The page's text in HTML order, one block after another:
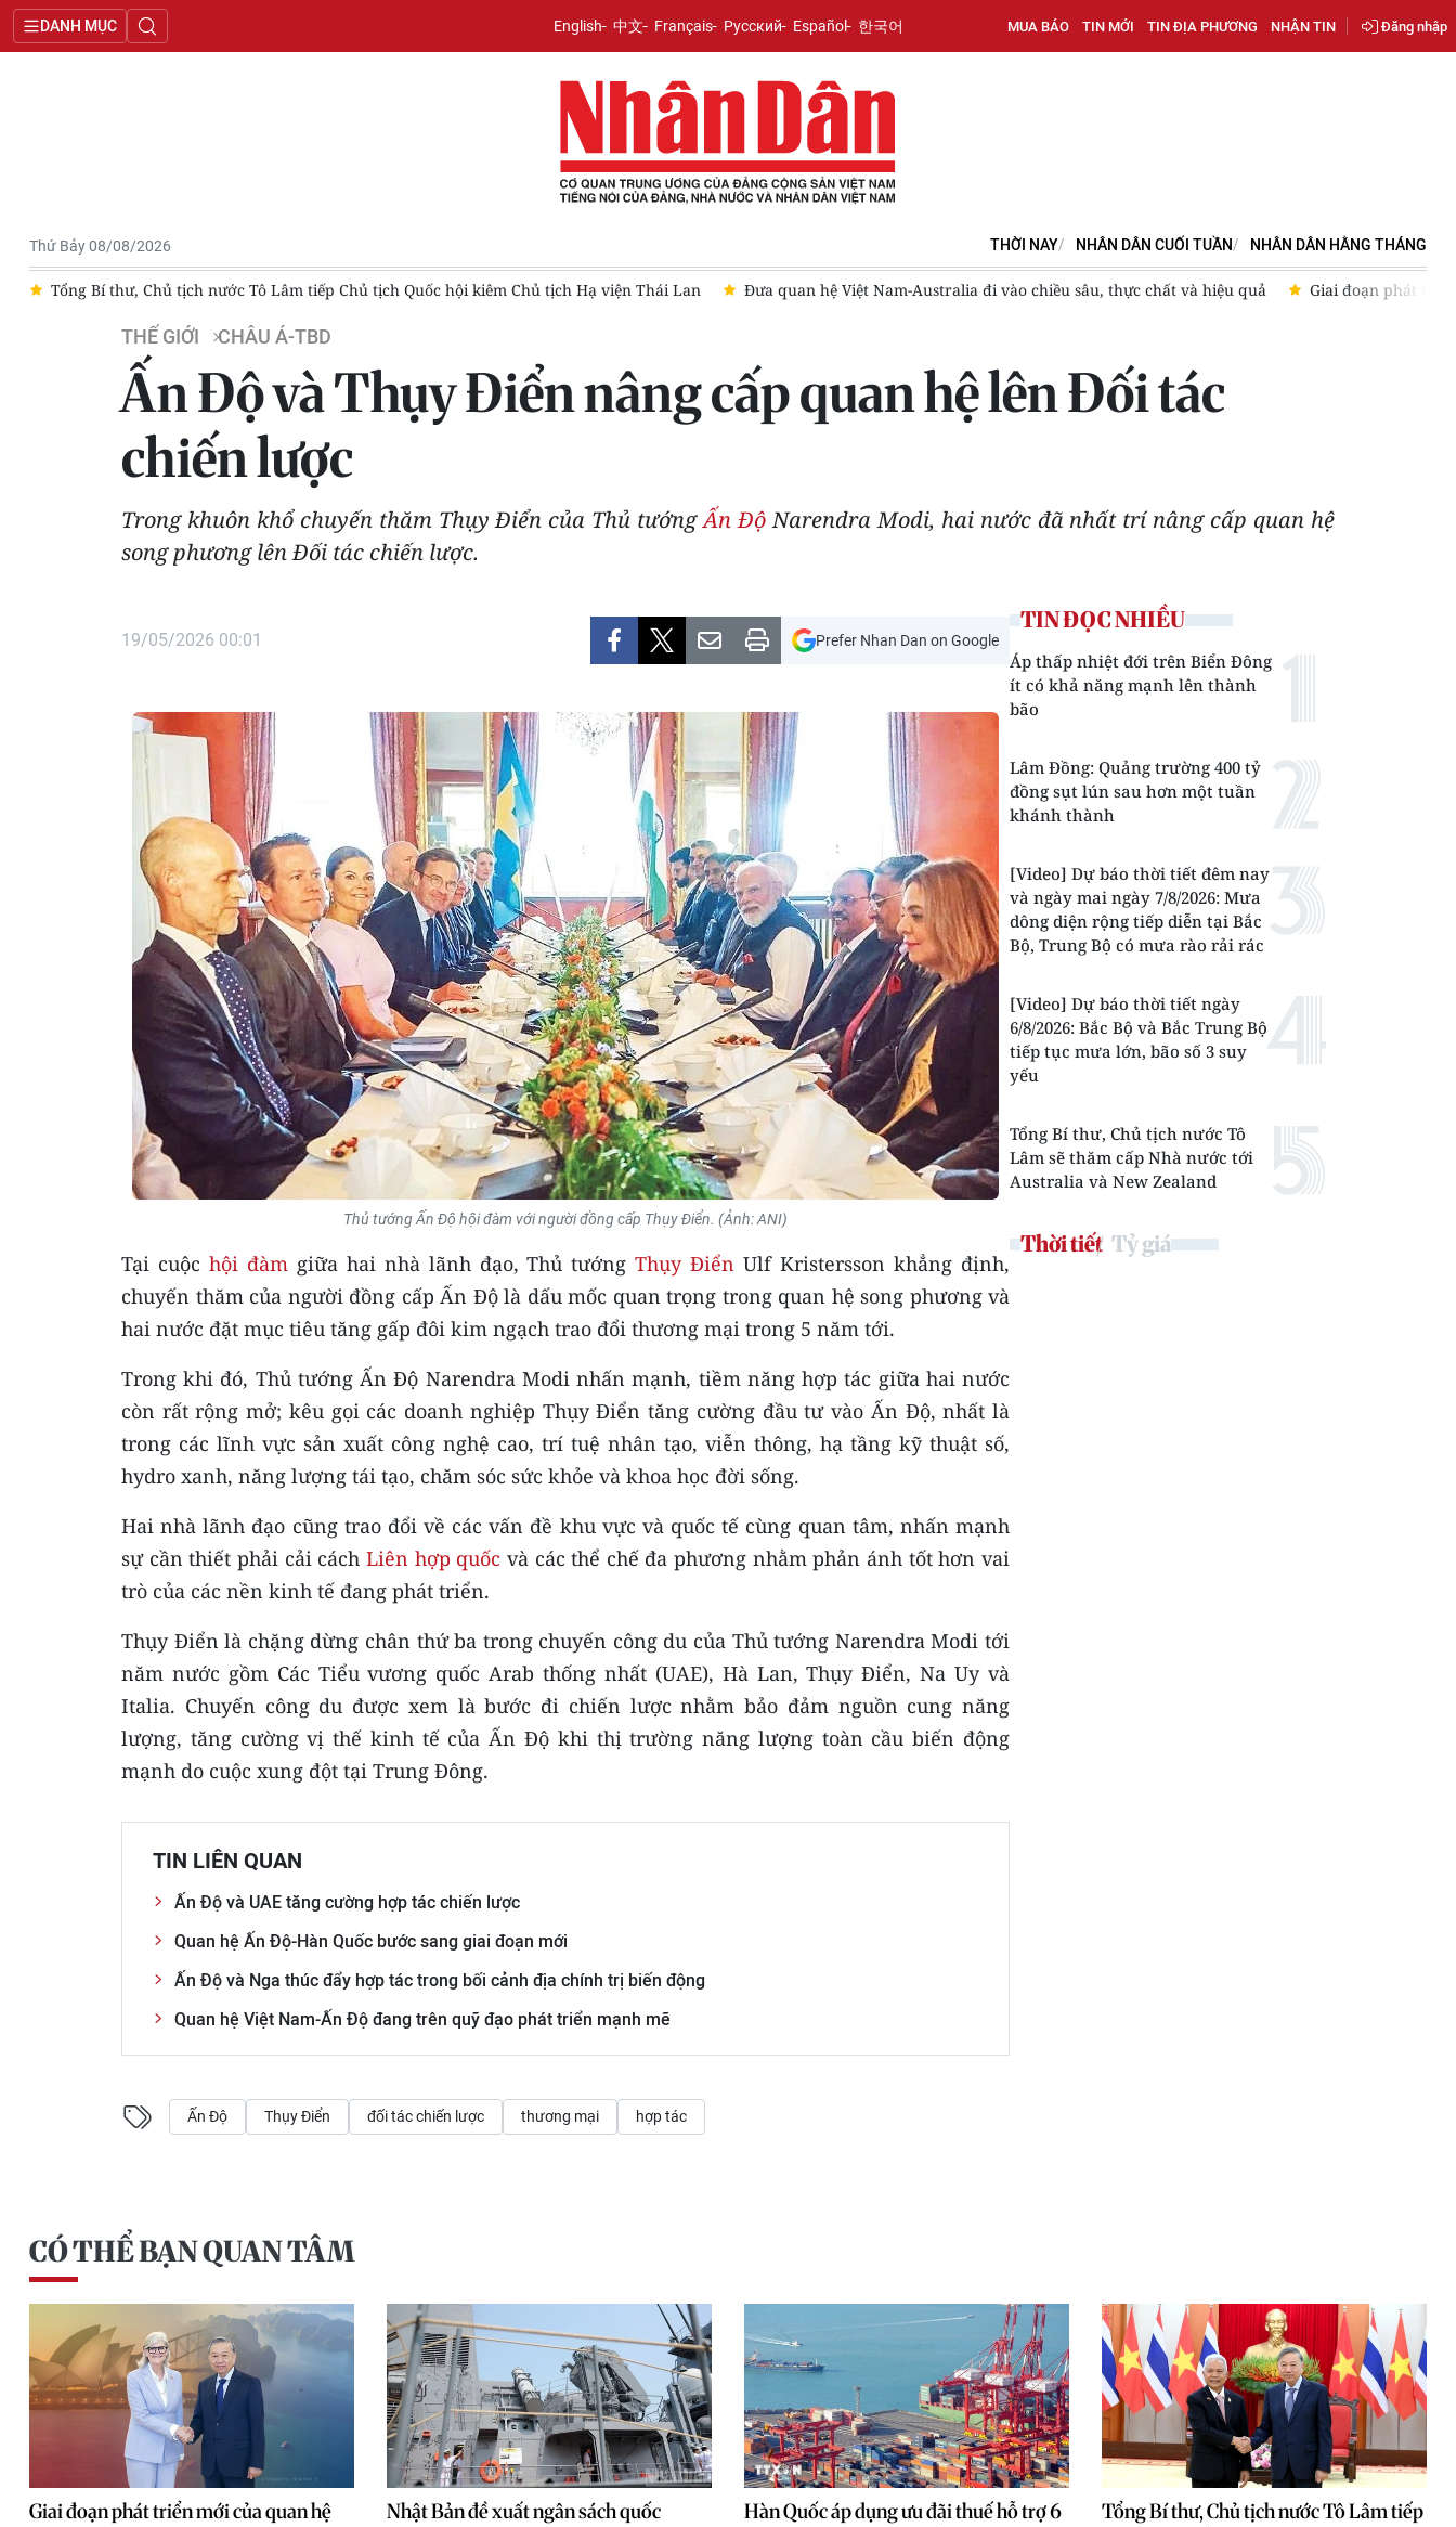
DANH MỤC English 中文 Français Русский Español 한국어 MUA BÁO TIN MỚI TIN ĐỊA PHƯƠNG NHẬN TIN Đăng nhập
Thứ Bảy 08/08/2026 THỜI NAY NHÂN DÂN CUỐI TUẦN NHÂN DÂN HẰNG THÁNG
Tổng Bí thư, Chủ tịch nước Tô Lâm tiếp Chủ tịch Quốc hội kiêm Chủ tịch Hạ viện Thái Lan Đưa quan hệ Việt Nam-Australia đi vào chiều sâu, thực chất và hiệu quả Giai đoạn phát
THẾ GIỚI CHÂU Á-TBD
Ấn Độ và Thụy Điển nâng cấp quan hệ lên Đối tác
chiến lược
Trong khuôn khổ chuyến thăm Thụy Điển của Thủ tướngẤn ĐộNarendra Modi, hai nước đã nhất trí nâng cấp quan hệ
song phương lên Đối tác chiến lược.
19/05/2026 00:01 Prefer Nhan Dan on Google
Thủ tướng Ấn Độ hội đàm với người đồng cấp Thụy Điển. (Ảnh: ANI)
Tại cuộc hội đàmgiữa hai nhà lãnh đạo, Thủ tướngThụy Điển Ulf Kristersson khẳng định,
chuyến thăm của người đồng cấp Ấn Độ là dấu mốc quan trọng trong quan hệ song phương và
hai nước đặt mục tiêu tăng gấp đôi kim ngạch trao đổi thương mại trong 5 năm tới.
Trong khi đó, Thủ tướng Ấn Độ Narendra Modi nhấn mạnh, tiềm năng hợp tác giữa hai nước
còn rất rộng mở; kêu gọi các doanh nghiệp Thụy Điển tăng cường đầu tư vào Ấn Độ, nhất là
trong các lĩnh vực sản xuất công nghệ cao, trí tuệ nhân tạo, viễn thông, hạ tầng kỹ thuật số,
hydro xanh, năng lượng tái tạo, chăm sóc sức khỏe và khoa học đời sống.
Hai nhà lãnh đạo cũng trao đổi về các vấn đề khu vực và quốc tế cùng quan tâm, nhấn mạnh
sự cần thiết phải cải cách Liên hợp quốc và các thể chế đa phương nhằm phản ánh tốt hơn vai
trò của các nền kinh tế đang phát triển.
Thụy Điển là chặng dừng chân thứ ba trong chuyến công du của Thủ tướng Narendra Modi tới
năm nước gồm Các Tiểu vương quốc Arab thống nhất (UAE), Hà Lan, Thụy Điển, Na Uy và
Italia. Chuyến công du được xem là bước đi chiến lược nhằm bảo đảm nguồn cung năng
lượng, tăng cường vị thế kinh tế của Ấn Độ khi thị trường năng lượng toàn cầu biến động
mạnh do cuộc xung đột tại Trung Đông.
TIN LIÊN QUAN
Ấn Độ và UAE tăng cường hợp tác chiến lược
Quan hệ Ấn Độ-Hàn Quốc bước sang giai đoạn mới
Ấn Độ và Nga thúc đẩy hợp tác trong bối cảnh địa chính trị biến động
Quan hệ Việt Nam-Ấn Độ đang trên quỹ đạo phát triển mạnh mẽ
Ấn Độ Thụy Điển đối tác chiến lược thương mại hợp tác
TIN ĐỌC NHIỀU
Áp thấp nhiệt đới trên Biển Đông
ít có khả năng mạnh lên thành
bão
Lâm Đồng: Quảng trường 400 tỷ
đồng sụt lún sau hơn một tuần
khánh thành
[Video] Dự báo thời tiết đêm nay
và ngày mai ngày 7/8/2026: Mưa
dông diện rộng tiếp diễn tại Bắc
Bộ, Trung Bộ có mưa rào rải rác
[Video] Dự báo thời tiết ngày
6/8/2026: Bắc Bộ và Bắc Trung Bộ
tiếp tục mưa lớn, bão số 3 suy
yếu
Tổng Bí thư, Chủ tịch nước Tô
Lâm sẽ thăm cấp Nhà nước tới
Australia và New Zealand
Thời tiết Tỷ giá
CÓ THỂ BẠN QUAN TÂM
Giai đoạn phát triển mới của quan hệ
Nhật Bản đề xuất ngân sách quốc
Hàn Quốc áp dụng ưu đãi thuế hỗ trợ 6
Tổng Bí thư, Chủ tịch nước Tô Lâm tiếp